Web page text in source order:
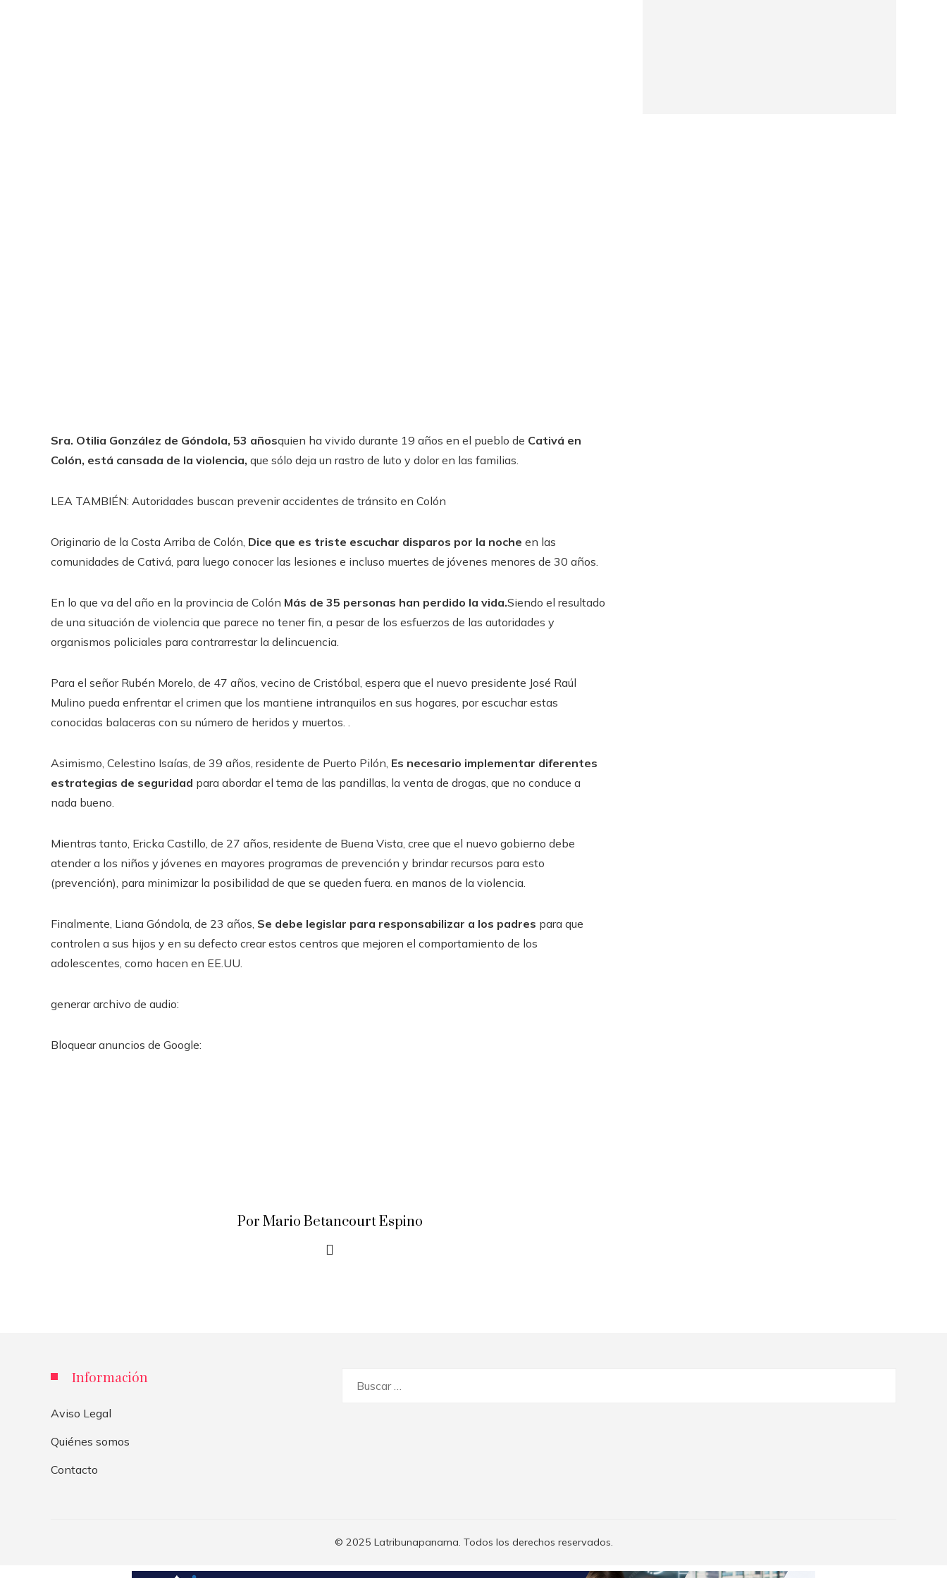
Sra. Otilia González de Góndola, 53 añosquien ha vivido durante 19 años en el pueblo de Cativá en
Colón, está cansada de la violencia, que sólo deja un rastro de luto y dolor en las familias.
LEA TAMBIÉN: Autoridades buscan prevenir accidentes de tránsito en Colón
Originario de la Costa Arriba de Colón, Dice que es triste escuchar disparos por la noche en las
comunidades de Cativá, para luego conocer las lesiones e incluso muertes de jóvenes menores de 30 años.
En lo que va del año en la provincia de Colón Más de 35 personas han perdido la vida.Siendo el resultado
de una situación de violencia que parece no tener fin, a pesar de los esfuerzos de las autoridades y
organismos policiales para contrarrestar la delincuencia.
Para el señor Rubén Morelo, de 47 años, vecino de Cristóbal, espera que el nuevo presidente José Raúl
Mulino pueda enfrentar el crimen que los mantiene intranquilos en sus hogares, por escuchar estas
conocidas balaceras con su número de heridos y muertos. .
Asimismo, Celestino Isaías, de 39 años, residente de Puerto Pilón, Es necesario implementar diferentes
estrategias de seguridad para abordar el tema de las pandillas, la venta de drogas, que no conduce a
nada bueno.
Mientras tanto, Ericka Castillo, de 27 años, residente de Buena Vista, cree que el nuevo gobierno debe
atender a los niños y jóvenes en mayores programas de prevención y brindar recursos para esto
(prevención), para minimizar la posibilidad de que se queden fuera. en manos de la violencia.
Finalmente, Liana Góndola, de 23 años, Se debe legislar para responsabilizar a los padres para que
controlen a sus hijos y en su defecto crear estos centros que mejoren el comportamiento de los
adolescentes, como hacen en EE.UU.
generar archivo de audio:
Bloquear anuncios de Google:
Por Mario Betancourt Espino
Información
Aviso Legal
Quiénes somos
Contacto
© 2025 Latribunapanama. Todos los derechos reservados.